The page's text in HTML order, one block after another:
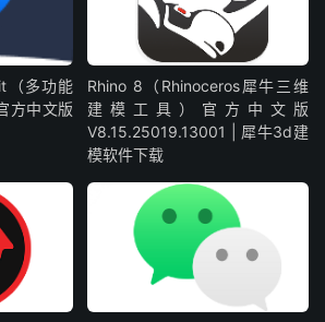
（多功能
方中文版
Rhino 8（Rhinoceros犀牛三维
建模工具）官方中文版
V8.15.25019.13001 | 犀牛3d建
模软件下载